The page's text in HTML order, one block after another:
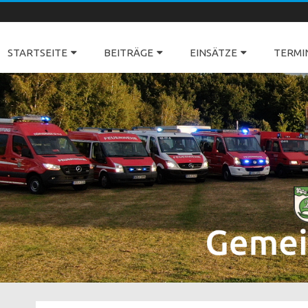
STARTSEITE BEITRÄGE EINSÄTZE